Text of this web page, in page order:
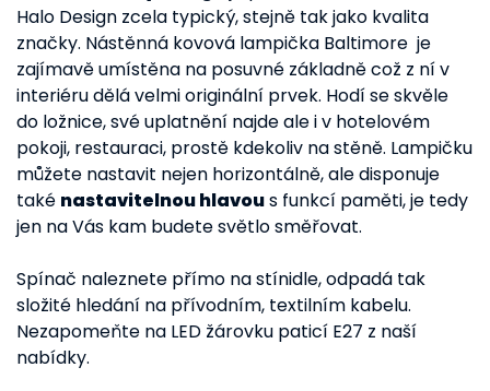
Halo Design zcela typický, stejně tak jako kvalita
značky. Nástěnná kovová lampička Baltimore je
zajímavě umístěna na posuvné základně což z ní v
interiéru dělá velmi originální prvek. Hodí se skvěle
do ložnice, své uplatnění najde ale i v hotelovém
pokoji, restauraci, prostě kdekoliv na stěně. Lampičku
můžete nastavit nejen horizontálně, ale disponuje
také nastavitelnou hlavous funkcí paměti, je tedy
jen na Vás kam budete světlo směřovat.
Spínač naleznete přímo na stínidle, odpadá tak
složité hledání na přívodním, textilním kabelu.
Nezapomeňte na LED žárovku paticí E27 z naší
nabídky.